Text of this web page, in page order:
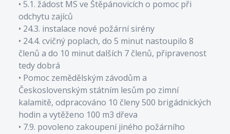
• 5.1. žádost MS ve Štěpánovicích o pomoc při
odchytu zajíců
• 24.3. instalace nové požární sirény
• 24.4. cvičný poplach, do 5 minut nastoupilo 8
členů a do 10 minut dalších 7 členů, připravenost
tedy dobrá
• Pomoc zemědělským závodům a
Československým státním lesům po zimní
kalamitě, odpracováno 10 členy 500 brigádnických
hodin a vytěženo 100 m3 dřeva
• 7.9. povoleno zakoupení jiného požárního